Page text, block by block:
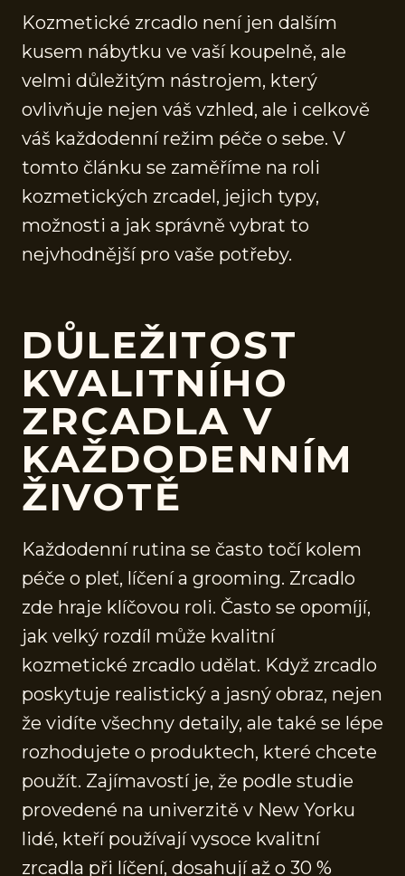
Kozmetické zrcadlo není jen dalším
kusem nábytku ve vaší koupelně, ale
velmi důležitým nástrojem, který
ovlivňuje nejen váš vzhled, ale i celkově
váš každodenní režim péče o sebe. V
tomto článku se zaměříme na roli
kozmetických zrcadel, jejich typy,
možnosti a jak správně vybrat to
nejvhodnější pro vaše potřeby.
DŮLEŽITOST
KVALITNÍHO
ZRCADLA V
KAŽDODENNÍM
ŽIVOTĚ
Každodenní rutina se často točí kolem
péče o pleť, líčení a grooming. Zrcadlo
zde hraje klíčovou roli. Často se opomíjí,
jak velký rozdíl může kvalitní
kozmetické zrcadlo udělat. Když zrcadlo
poskytuje realistický a jasný obraz, nejen
že vidíte všechny detaily, ale také se lépe
rozhodujete o produktech, které chcete
použít. Zajímavostí je, že podle studie
provedené na univerzitě v New Yorku
lidé, kteří používají vysoce kvalitní
zrcadla při líčení, dosahují až o 30 %